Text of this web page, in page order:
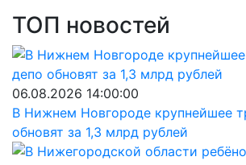
ТОП новостей
06.08.2026 14:00:00
В Нижнем Новгороде крупнейшее
обновят за 1,3 млрд рублей